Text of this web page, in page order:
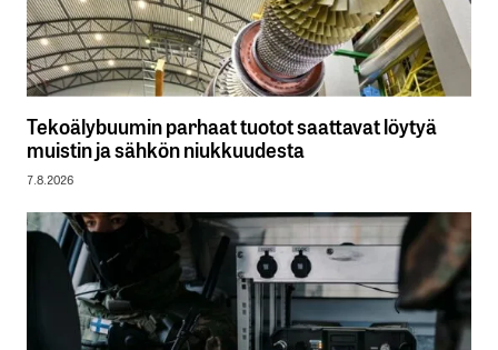
Tekoälybuumin parhaat tuotot saattavat löytyä
muistin ja sähkön niukkuudesta
7.8.2026